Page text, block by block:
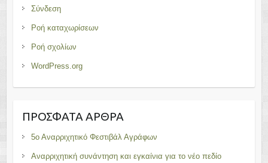
Σύνδεση
Ροή καταχωρίσεων
Ροή σχολίων
WordPress.org
ΠΡΌΣΦΑΤΑ ΆΡΘΡΑ
5ο Αναρριχητικό Φεστιβάλ Αγράφων
Αναρριχητική συνάντηση και εγκαίνια για το νέο πεδίο